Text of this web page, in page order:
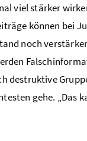
viel stärker
können bei
noch
destruktive
gehe. „Das